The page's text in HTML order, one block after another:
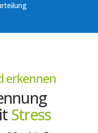
erkennen
Stress